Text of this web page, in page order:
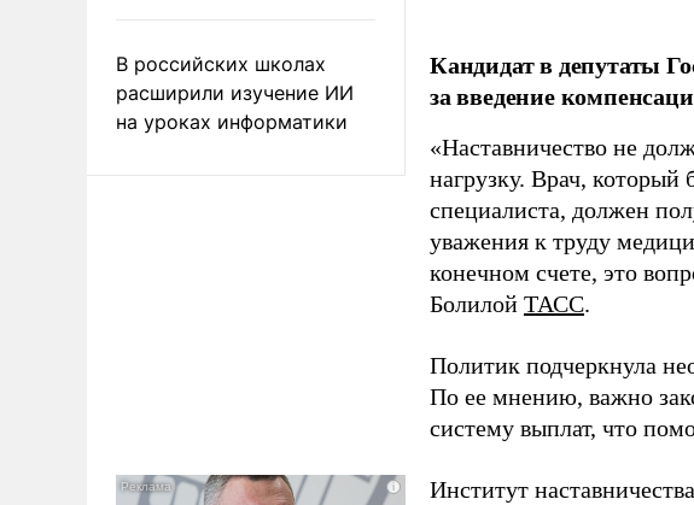
В российских школах
расширили изучение ИИ
на уроках информатики
Кандидат в депутаты
за введение
«Наставничество не
нагрузку. Врач, который
специалиста, должен
уважения к труду
конечном счете, это
Болилой ТАСС.
Политик подчеркнула
По ее мнению, важно
систему выплат, что
Институт